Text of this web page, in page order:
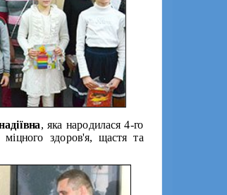
, яка народилася 4-го
здоров'я, щастя та